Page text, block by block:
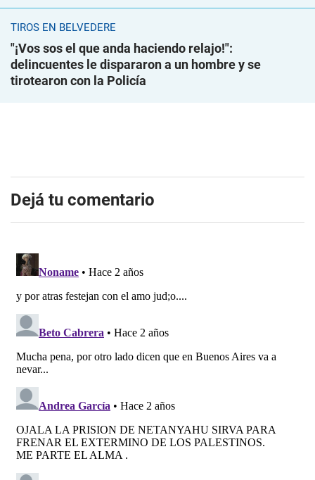
TIROS EN BELVEDERE
"¡Vos sos el que anda haciendo relajo!":
delincuentes le dispararon a un hombre y se
tirotearon con la Policía
Dejá tu comentario